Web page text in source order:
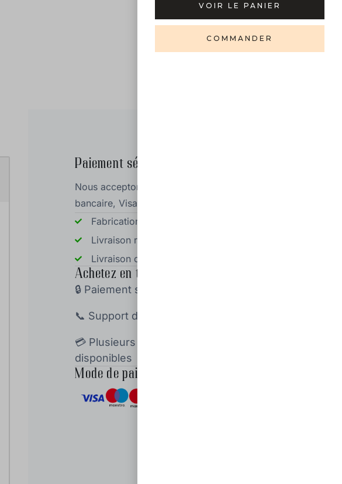
VOIR LE PANIER
COMMANDER
Paiement sécurisé
Nous acceptons les paiements par carte
bancaire, Visa et Mastercard
Fabrication artisanale et 100% française
Livraison rapide et sécurisée
Livraison offerte à partir de 100 euros d'achat
Achetez en toute confiance
🔒 Paiement sécurisé (SSL)
📞 Support disponible 24h/24 et 7j/7
💳 Plusieurs options de paiement
disponibles
Mode de paiement